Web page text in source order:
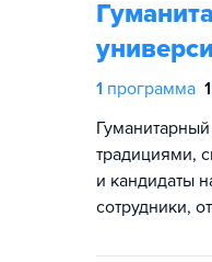
1 программа
традициями,
и кандидаты
сотрудники,